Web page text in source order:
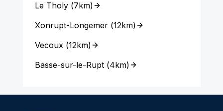
Le Tholy(7km)
Xonrupt-Longemer(12km)
Vecoux(12km)
Basse-sur-le-Rupt(4km)